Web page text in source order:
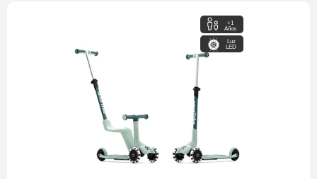
+1
Años
Luz
LED